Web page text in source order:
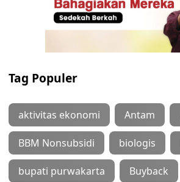
Tag Populer
aktivitas ekonomi Antam
BBM Nonsubsidi biologis
bupati purwakarta Buyback